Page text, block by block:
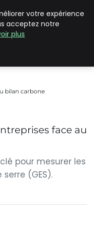
bilan carbone
face au
clé pour mesurer les
(GES).
votre expérience
acceptez notre
plus